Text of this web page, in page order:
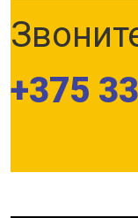
+375